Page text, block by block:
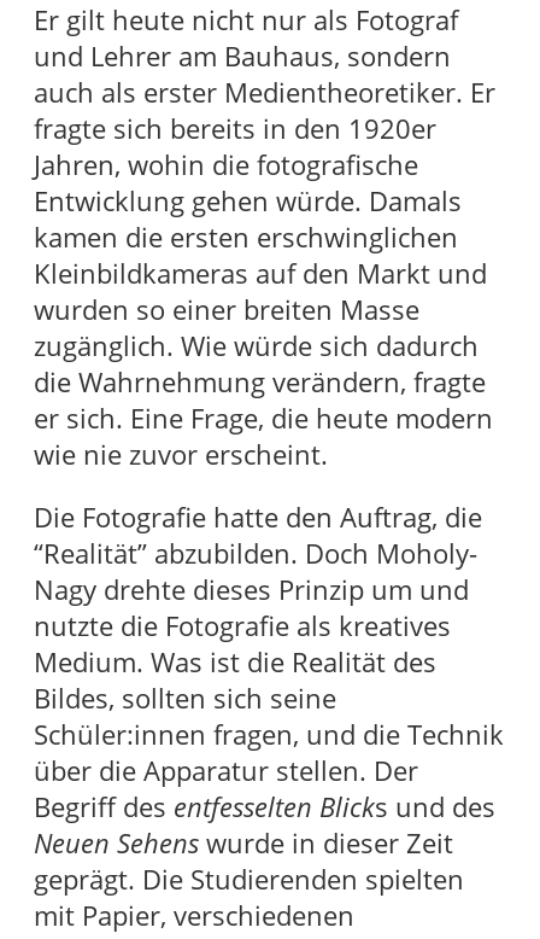
Er gilt heute nicht nur als Fotograf
und Lehrer am Bauhaus, sondern
auch als erster Medientheoretiker. Er
fragte sich bereits in den 1920er
Jahren, wohin die fotografische
Entwicklung gehen würde. Damals
kamen die ersten erschwinglichen
Kleinbildkameras auf den Markt und
wurden so einer breiten Masse
zugänglich. Wie würde sich dadurch
die Wahrnehmung verändern, fragte
er sich. Eine Frage, die heute modern
wie nie zuvor erscheint.
Die Fotografie hatte den Auftrag, die
“Realität” abzubilden. Doch Moholy-
Nagy drehte dieses Prinzip um und
nutzte die Fotografie als kreatives
Medium. Was ist die Realität des
Bildes, sollten sich seine
Schüler:innen fragen, und die Technik
über die Apparatur stellen. Der
Begriff des entfesselten Blicks und des
Neuen Sehens wurde in dieser Zeit
geprägt. Die Studierenden spielten
mit Papier, verschiedenen